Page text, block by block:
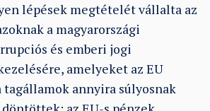
lépések megtételét vállalta az
a magyarországi
és emberi jogi
amelyeket az EU
annyira súlyosnak